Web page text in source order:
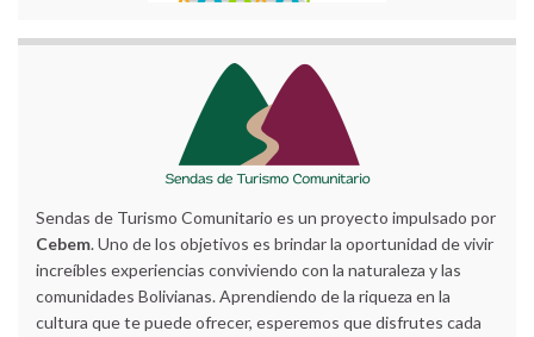
Sendas de Turismo Comunitario es un proyecto impulsado por
Cebem. Uno de los objetivos es brindar la oportunidad de vivir
increíbles experiencias conviviendo con la naturaleza y las
comunidades Bolivianas. Aprendiendo de la riqueza en la
cultura que te puede ofrecer, esperemos que disfrutes cada